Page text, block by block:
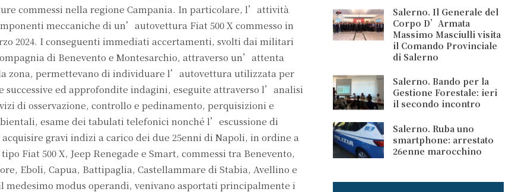
commessi nella regione Campania. In particolare, l’attività
meccaniche di un’autovettura Fiat 500 X commesso in
2024. I conseguenti immediati accertamenti, svolti dai militari
di Benevento e Montesarchio, attraverso un’attenta
zona, permettevano di individuare l’autovettura utilizzata per
successive ed approfondite indagini, eseguite attraverso l’analisi
di osservazione, controllo e pedinamento, perquisizioni e
esame dei tabulati telefonici nonché l’escussione di
gravi indizi a carico dei due 25enni di Napoli, in ordine a
Fiat 500 X, Jeep Renegade e Smart, commessi tra Benevento,
Eboli, Capua, Battipaglia, Castellammare di Stabia, Avellino e
medesimo modus operandi, venivano asportati principalmente i
Salerno. Il Generale del
Corpo D’Armata
Massimo Masciulli visita
il Comando Provinciale
di Salerno
Salerno. Bando per la
Gestione Forestale: ieri
il secondo incontro
Salerno. Ruba uno
smartphone: arrestato
26enne marocchino